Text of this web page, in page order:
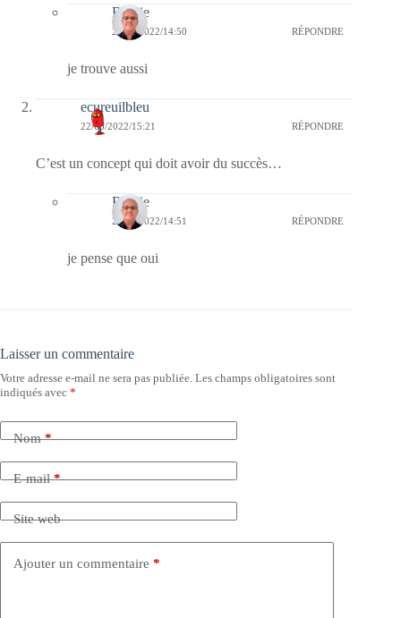
Bernie
23/05/2022/14:50 RÉPONDRE
je trouve aussi
ecureuilbleu
22/05/2022/15:21 RÉPONDRE
C’est un concept qui doit avoir du succès…
Bernie
23/05/2022/14:51 RÉPONDRE
je pense que oui
Laisser un commentaire
Votre adresse e-mail ne sera pas publiée. Les champs obligatoires sont
indiqués avec *
Nom*
E-mail*
Site web
Ajouter un commentaire *